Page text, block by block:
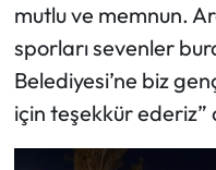
mutlu ve memnun.
sporları sevenler
Belediyesi’ne biz
için teşekkür ederiz”